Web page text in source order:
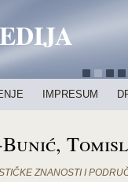
IMPRESUM
Bunić,
ZNANOSTI I